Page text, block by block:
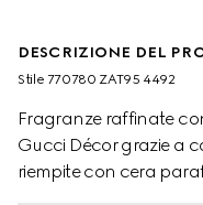
DESCRIZIONE DEL
Stile ‎770780 ZAT95 4492
Fragranze raffinate
Gucci Décor grazie a
riempite con cera